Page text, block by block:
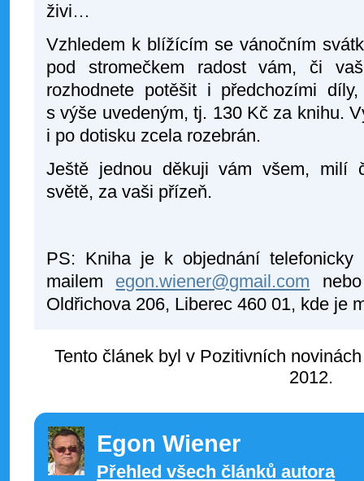
živi…
Vzhledem k blížícím se vánočním
pod stromečkem radost vám, či
rozhodnete potěšit i předchozími
s výše uvedeným, tj. 130 Kč za knihu.
i po dotisku zcela rozebrán.
Ještě jednou děkuji vám všem, milí
světě, za vaši přízeň.
PS: Kniha je k objednání
mailem egon.wiener@gmail.com
Oldřichova 206, Liberec 460 01, kde je
Tento článek byl v Pozitivních
2012.
Egon Wiener
Přehled všech článků autora